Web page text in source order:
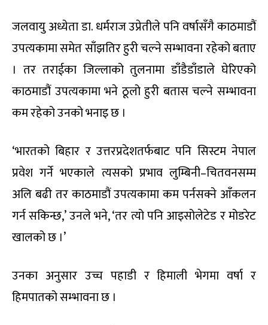
जलवायु अध्येता डा. धर्मराज उप्रेतीले पनि वर्षासँगै काठमाडौं
उपत्यकामा समेत साँझतिर हुरी चल्ने सम्भावना रहेको बताए
। तर तराईका जिल्लाको तुलनामा डाँडैडाँडाले घेरिएको
काठमाडौं उपत्यकामा भने ठूलो हुरी बतास चल्ने सम्भावना
कम रहेको उनको भनाइ छ ।
‘भारतको बिहार र उत्तरप्रदेशतर्फबाट पनि सिस्टम नेपाल
प्रवेश गर्ने भएकाले त्यसको प्रभाव लुम्बिनी–चितवनसम्म
अलि बढी तर काठमाडौं उपत्यकामा कम पर्नसक्ने आँकलन
गर्न सकिन्छ,’ उनले भने, ‘तर त्यो पनि आइसोलेटेड र मोडरेट
खालको छ ।’
उनका अनुसार उच्च पहाडी र हिमाली भेगमा वर्षा र
हिमपातको सम्भावना छ ।